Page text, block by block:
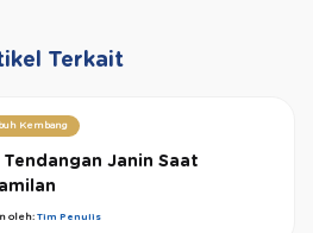
Terkait
Kembang
Janin Saat
oleh: Tim Penulis